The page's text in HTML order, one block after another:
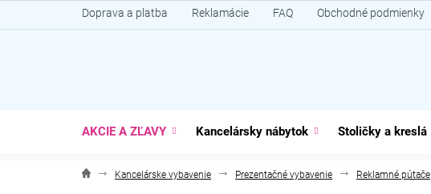
na
Doprava a platba Reklamácie FAQ Obchodné podmienky
AKCIE A ZĽAVY Kancelársky nábytok Stoličky a kreslá
Kancelárske vybavenie Prezentačné vybavenie Reklamné pútače